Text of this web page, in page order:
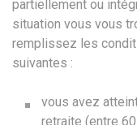
partiellement ou
situation vous vous
remplissez les
suivantes :
vous avez
retraite (entre